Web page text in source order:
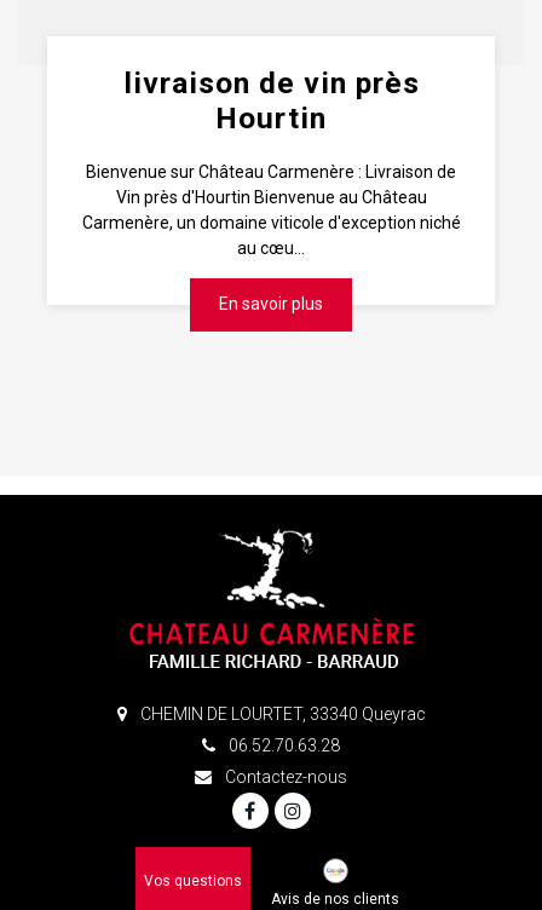
livraison de vin près
Hourtin
Bienvenue sur Château Carmenère : Livraison de
Vin près d'Hourtin Bienvenue au Château
Carmenère, un domaine viticole d'exception niché
au cœu...
En savoir plus
CHEMIN DE LOURTET, 33340 Queyrac
06.52.70.63.28
Contactez-nous
Vos questions
Avis de nos clients